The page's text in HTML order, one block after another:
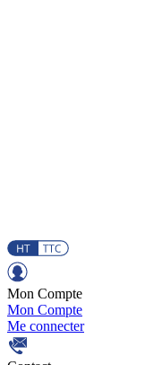
Mon Compte
Mon Compte
Me connecter